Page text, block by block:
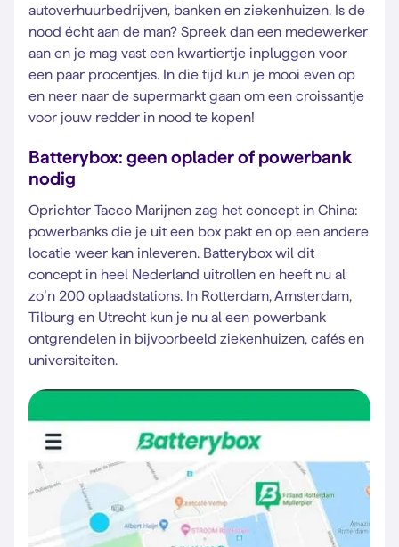
autoverhuurbedrijven, banken en ziekenhuizen. Is de
nood écht aan de man? Spreek dan een medewerker
aan en je mag vast een kwartiertje inpluggen voor
een paar procentjes. In die tijd kun je mooi even op
en neer naar de supermarkt gaan om een croissantje
voor jouw redder in nood te kopen!
Batterybox: geen oplader of powerbank
nodig
Oprichter Tacco Marijnen zag het concept in China:
powerbanks die je uit een box pakt en op een andere
locatie weer kan inleveren. Batterybox wil dit
concept in heel Nederland uitrollen en heeft nu al
zo’n 200 oplaadstations. In Rotterdam, Amsterdam,
Tilburg en Utrecht kun je nu al een powerbank
ontgrendelen in bijvoorbeeld ziekenhuizen, cafés en
universiteiten.